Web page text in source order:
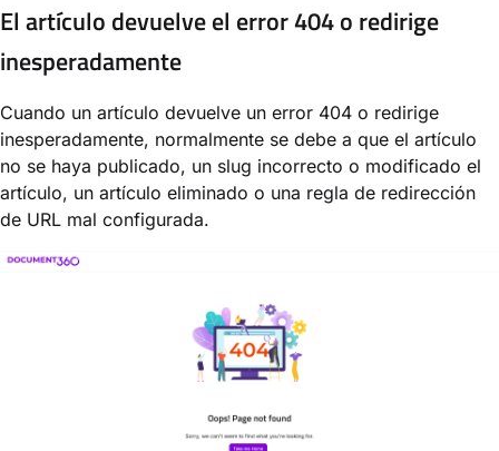
El artículo devuelve el error 404 o redirige
inesperadamente
Cuando un artículo devuelve un error 404 o redirige
inesperadamente, normalmente se debe a que el artículo
no se haya publicado, un slug incorrecto o modificado el
artículo, un artículo eliminado o una regla de redirección
de URL mal configurada.